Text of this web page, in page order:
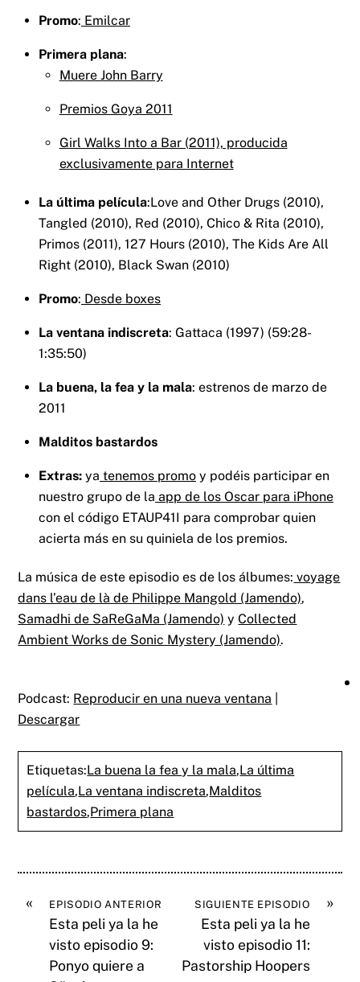
Promo: Emilcar
Primera plana:
Muere John Barry
Premios Goya 2011
Girl Walks Into a Bar (2011), producida
exclusivamente para Internet
La última película:Love and Other Drugs (2010),
Tangled (2010), Red (2010), Chico & Rita (2010),
Primos (2011), 127 Hours (2010), The Kids Are All
Right (2010), Black Swan (2010)
Promo: Desde boxes
La ventana indiscreta: Gattaca (1997) (59:28-
1:35:50)
La buena, la fea y la mala: estrenos de marzo de
2011
Malditos bastardos
Extras: ya tenemos promo y podéis participar en
nuestro grupo de la app de los Oscar para iPhone
con el código ETAUP41I para comprobar quien
acierta más en su quiniela de los premios.
La música de este episodio es de los álbumes: voyage
dans l’eau de là de Philippe Mangold (Jamendo),
Samadhi de SaReGaMa (Jamendo) yCollected
Ambient Works de Sonic Mystery (Jamendo).
Podcast: Reproducir en una nueva ventana
Descargar
Etiquetas:La buena la fea y la mala,La última
película,La ventana indiscreta,Malditos
bastardos,Primera plana
« EPISODIO ANTERIOR
Esta peli ya la he
visto episodio 9:
Ponyo quiere a
»
SIGUIENTE EPISODIO
Esta peli ya la he
visto episodio 11:
Pastorship Hoopers